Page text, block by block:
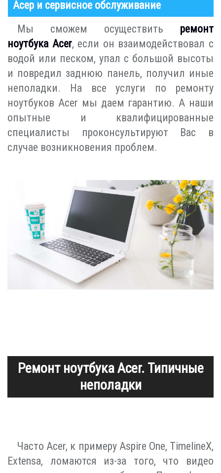
Асер и сервисное обслуживание
Мы сможем осуществить ремонт
ноутбука Acer, если он взаимодействовал с
водой или песком, упал с большой высоты
и повредил заднюю панель, получил иные
неполадки. На все услуги по ремонту
ноутбуков Acer мы даем гарантию. А наши
опытные и квалифицированные
специалисты проконсультируют Вас в
случае возникновения проблем.
Ремонт ноутбука Acer. Типичные
неполадки
Часто Acer, к примеру Aspire One, TimelineX,
Extensa, ломаются из-за того, что видео